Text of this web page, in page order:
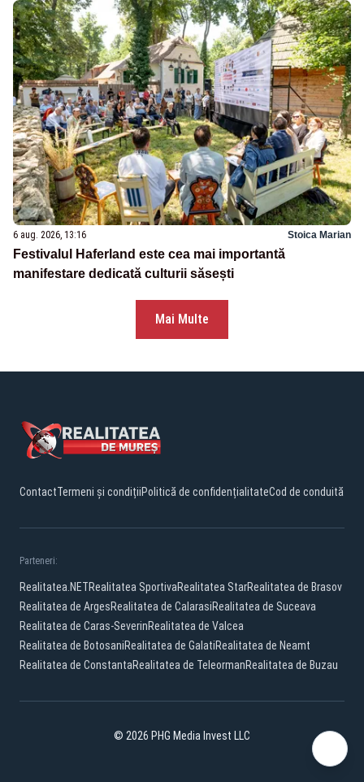
6 aug. 2026, 13:16 Stoica Marian
Festivalul Haferland este cea mai importantă
manifestare dedicată culturii săsești
Mai Multe
ContactTermeni și condițiiPolitică de confidențialitateCod de conduită
Parteneri:
Realitatea.NETRealitatea SportivaRealitatea StarRealitatea de Brasov
Realitatea de ArgesRealitatea de CalarasiRealitatea de Suceava
Realitatea de Caras-SeverinRealitatea de Valcea
Realitatea de BotosaniRealitatea de GalatiRealitatea de Neamt
Realitatea de ConstantaRealitatea de TeleormanRealitatea de Buzau
© 2026 PHG Media Invest LLC